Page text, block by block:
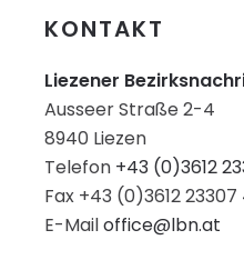
KONTAKT
Liezener
Ausseer Straße 2-4
8940 Liezen
Telefon +43 (0)3612
Fax +43 (0)3612 23307
E-Mailoffice@lbn.at